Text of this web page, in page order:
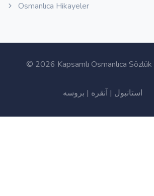
Osmanlıca Hikayeler
© 2026 Kapsamlı Osmanlıca Sözlük
استانبول | آنقره | بروسه